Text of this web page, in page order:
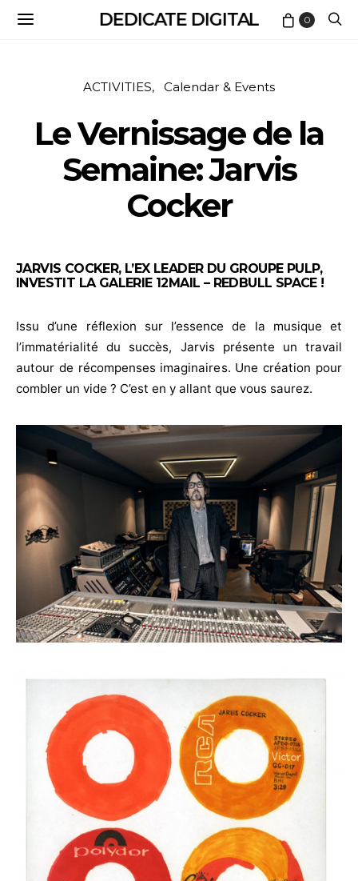
DEDICATE DIGITAL 0
ACTIVITIES Calendar & Events
Le Vernissage de la
Semaine: Jarvis
Cocker
JARVIS COCKER, L’EX LEADER DU GROUPE PULP,
INVESTIT LA GALERIE 12MAIL – REDBULL SPACE !
Issu d’une réflexion sur l’essence de la musique et
l’immatérialité du succès, Jarvis présente un travail
autour de récompenses imaginaires. Une création pour
combler un vide ? C’est en y allant que vous saurez.